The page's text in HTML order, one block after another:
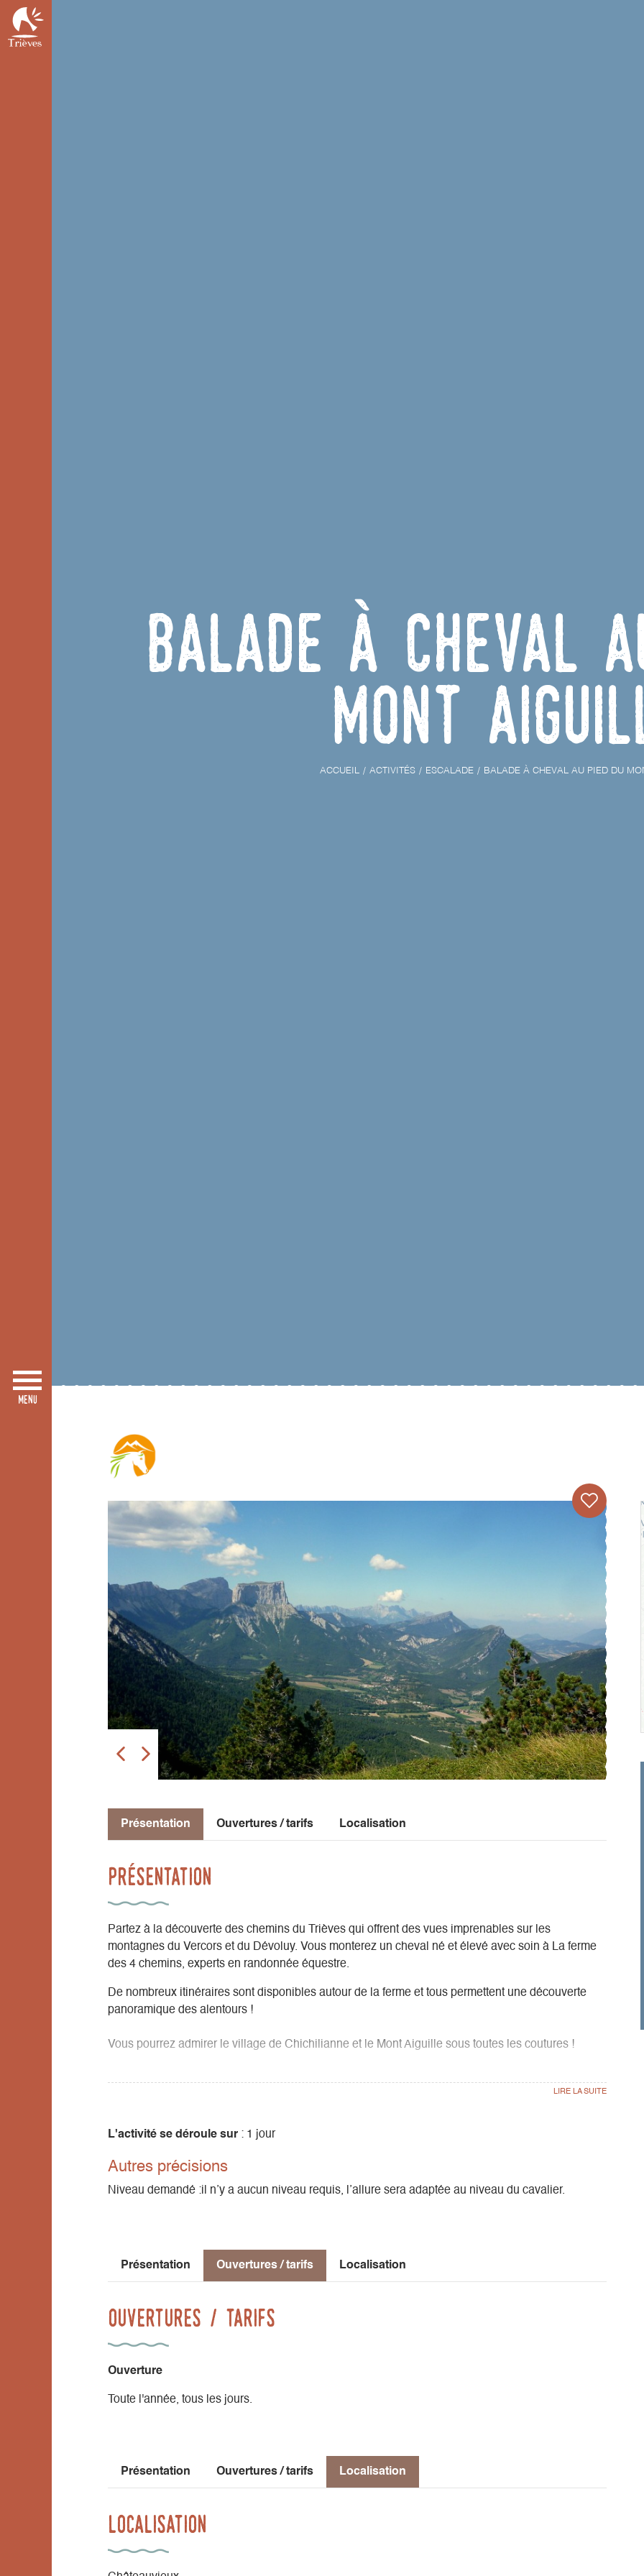
Balade à cheval
Mont
ACCUEIL ACTIVITÉS ESCALADE BALADE À CHEVAL AU PIED DU
Présentation Ouvertures / tarifs Localisation
Présentation
Partez à la découverte des chemins du Trièves qui offrent des vues imprenables sur les
montagnes du Vercors et du Dévoluy. Vous monterez un cheval né et élevé avec soin à La ferme
des 4 chemins, experts en randonnée équestre.
De nombreux itinéraires sont disponibles autour de la ferme et tous permettent une découverte
panoramique des alentours !
Vous pourrez admirer le village de Chichilianne et le Mont Aiguille sous toutes les coutures !
Promenade demi-journée 3h en matinée ou après-midi.
Déroulement : préparation des chevaux, mise en selle, petit parcours en carrière pour vérifier
Déroulement : préparation des chevaux, mise en selle et petite mise en route en carrière, départ
pour la journée, avec pause pique-nique sieste...puis retour aux écuries, soins aux chevaux.
du trot et un peu de galop si le groupe le permet.
Nos hébergements et table d'hôtes peuvent vous accueillir également, il y a une aire de pique-
L'activité se déroule sur : 1 jour
Autres précisions
Niveau demandé :il n’y a aucun niveau requis, l’allure sera adaptée au niveau du cavalier.
Présentation Ouvertures / tarifs Localisation
Ouvertures / tarifs
Ouverture
Toute l'année, tous les jours.
Présentation Ouvertures / tarifs Localisation
Localisation